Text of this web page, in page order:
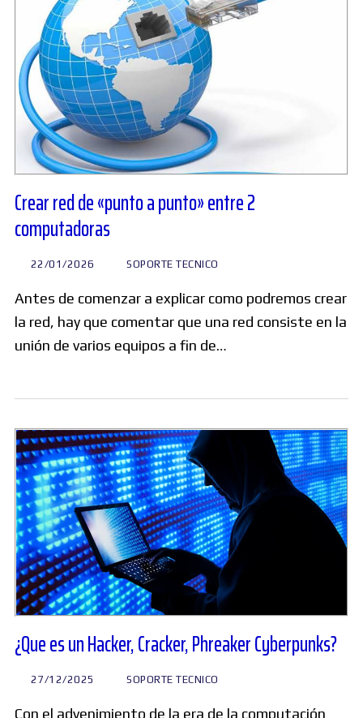
Crear red de «punto a punto» entre 2
computadoras
22/01/2026 SOPORTE TECNICO
Antes de comenzar a explicar como podremos crear
la red, hay que comentar que una red consiste en la
unión de varios equipos a fin de…
¿Que es un Hacker, Cracker, Phreaker Cyberpunks?
27/12/2025 SOPORTE TECNICO
Con el advenimiento de la era de la computación